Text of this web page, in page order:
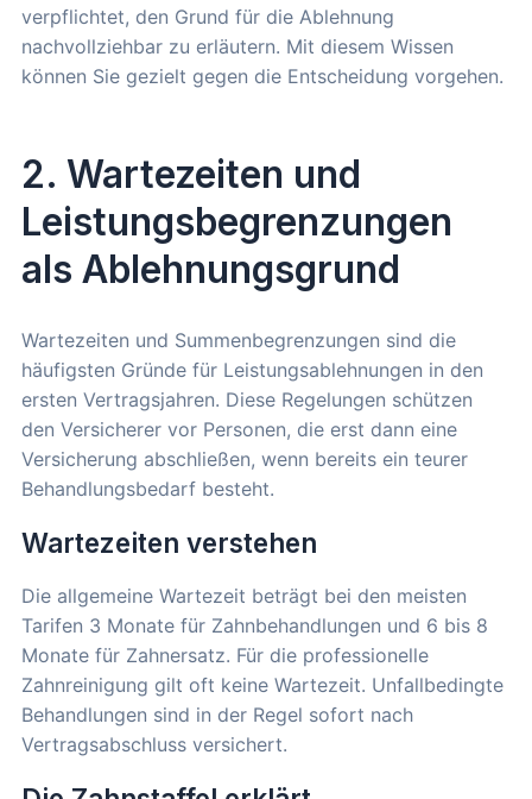
verpflichtet, den Grund für die Ablehnung
nachvollziehbar zu erläutern. Mit diesem Wissen
können Sie gezielt gegen die Entscheidung vorgehen.
2. Wartezeiten und
Leistungsbegrenzungen
als Ablehnungsgrund
Wartezeiten und Summenbegrenzungen sind die
häufigsten Gründe für Leistungsablehnungen in den
ersten Vertragsjahren. Diese Regelungen schützen
den Versicherer vor Personen, die erst dann eine
Versicherung abschließen, wenn bereits ein teurer
Behandlungsbedarf besteht.
Wartezeiten verstehen
Die allgemeine Wartezeit beträgt bei den meisten
Tarifen 3 Monate für Zahnbehandlungen und 6 bis 8
Monate für Zahnersatz. Für die professionelle
Zahnreinigung gilt oft keine Wartezeit. Unfallbedingte
Behandlungen sind in der Regel sofort nach
Vertragsabschluss versichert.